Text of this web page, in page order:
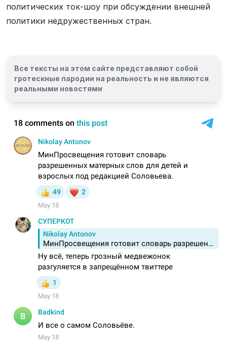
политических ток-шоу при обсуждении внешней
политики недружественных стран.
Все тексты на этом сайте представляют собой
гротескные пародии на реальность и не являются
реальными новостями